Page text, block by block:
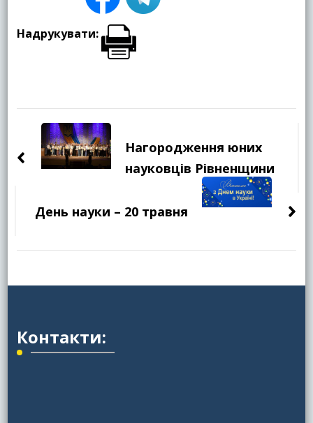
Надрукувати:
Навігація
по
запису
Нагородження юних
науковців Рівненщини
День науки – 20 травня
Контакти: